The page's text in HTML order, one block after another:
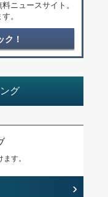
ニュースサイト。
。
ク！
グ
す。
›